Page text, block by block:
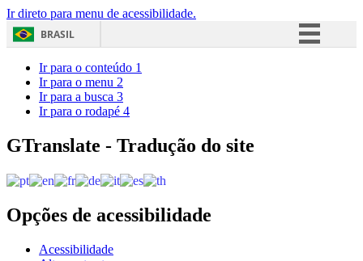
Ir direto para menu de acessibilidade.
BRASIL
Acesso à informação
Ir para o conteúdo 1
Ir para o menu 2
Ir para a busca 3
Ir para o rodapé 4
GTranslate - Tradução do site
Opções de acessibilidade
Acessibilidade